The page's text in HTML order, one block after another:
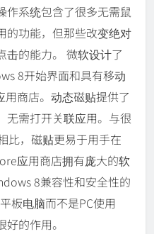
作系统包含了很多无需鼠
的功能，但那些改变绝对
击的能力。 微软设计了
8开始界面和具有移动
商店。动态磁贴提供了
无需打开关联应用。与很
比，磁贴更易于用手在
应用商店拥有庞大的软
8兼容性和安全性的
板电脑而不是PC使用
的作用。